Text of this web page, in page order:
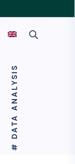
# DATA ANALYSIS